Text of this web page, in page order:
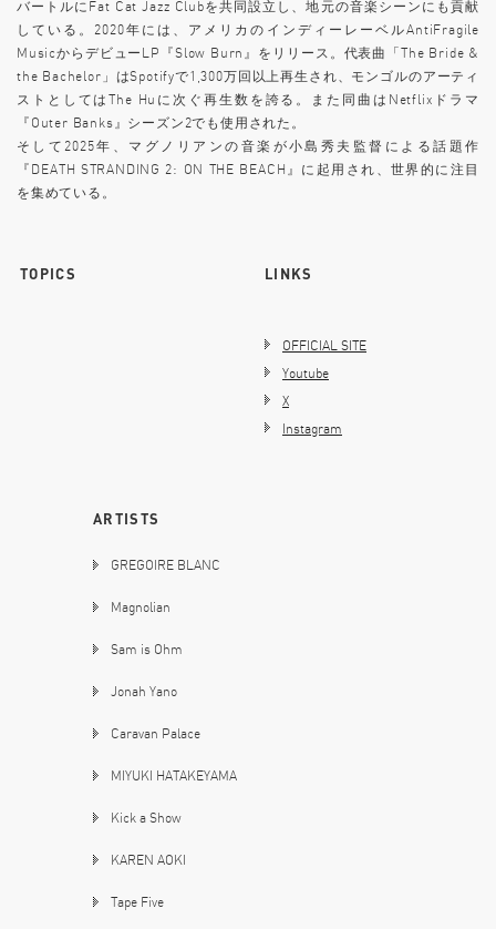
バートルにFat Cat Jazz Clubを共同設立し、地元の音楽シーンにも貢献
している。2020年には、アメリカのインディーレーベルAntiFragile
MusicからデビューLP『Slow Burn』をリリース。代表曲「The Bride &
the Bachelor」はSpotifyで1,300万回以上再生され、モンゴルのアーティ
ストとしてはThe Huに次ぐ再生数を誇る。また同曲はNetflixドラマ
『Outer Banks』シーズン2でも使用された。
そして2025年、マグノリアンの音楽が小島秀夫監督による話題作
『DEATH STRANDING 2: ON THE BEACH』に起用され、世界的に注目
を集めている。
TOPICS LINKS
OFFICIAL SITE
Youtube
X
Instagram
ARTISTS
GREGOIRE BLANC
Magnolian
Sam is Ohm
Jonah Yano
Caravan Palace
MIYUKI HATAKEYAMA
Kick a Show
KAREN AOKI
Tape Five